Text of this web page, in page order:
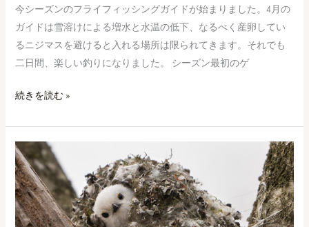
今シーズンのフライフィッシングガイドが始まりました。4月の
ガイドは雪溶けによる増水と水温の低下、なるべく産卵してい
るニジマスを避けると入れる場所は限られてきます。それでも
二日間、楽しい釣りになりました。 シーズン最初のゲ
ン
グ
の
旅。-
Fly
A
Father
and
Son
from
続きを読む »
シ
マ
エ
ナ
ガ